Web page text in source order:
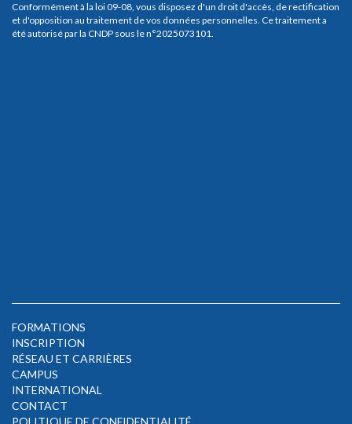
Conformément à la loi 09-08, vous disposez d'un droit d'accès, de rectification
et d'opposition au traitement de vos données personnelles. Ce traitement a
été autorisé par la CNDP sous le n°2025073101.
FORMATIONS
INSCRIPTION
RÉSEAU ET CARRIÈRES
CAMPUS
INTERNATIONAL
CONTACT